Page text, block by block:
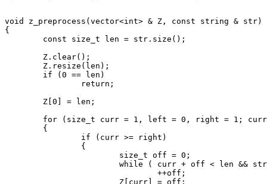
void z_preprocess(vector<int> & Z, const string & str)
{
        const size_t len = str.size();
        Z.clear();
        Z.resize(len);
        if (0 == len)
                return;
        Z[0] = len;
for (size_t curr = 1, left = 0, right = 1;
        {
                if (curr >= right)
                {
                        size_t off = 0;
while ( curr + off < len &&
                                ++off;
                        Z[curr] = off;